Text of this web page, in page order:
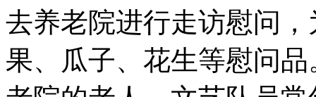
去养老院进行走访慰问
果、瓜子、花生等慰问